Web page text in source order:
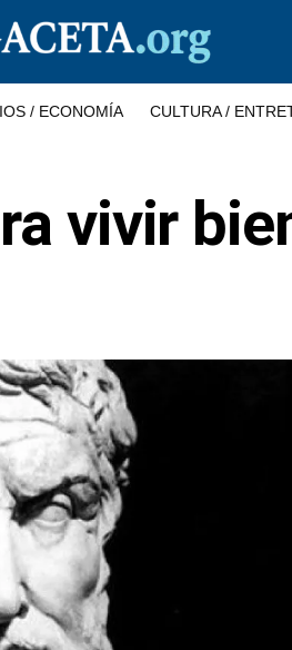
/ ECONOMÍA CULTURA /
vivir